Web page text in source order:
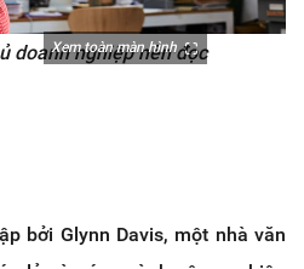
Xem toàn màn hình
doanh nghiệp nên đọc
bởi Glynn Davis, một nhà văn